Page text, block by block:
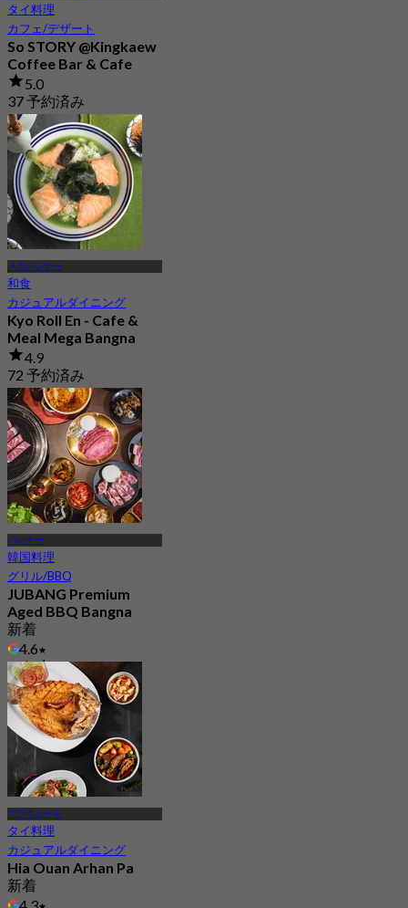
タイ料理
カフェ/デザート
So STORY @Kingkaew
Coffee Bar & Cafe
5.0
37 予約済み
から
฿ 356.66
メガバンナー
和食
カジュアルダイニング
Kyo Roll En - Cafe &
Meal Mega Bangna
4.9
72 予約済み
から฿ 330
バンナー
韓国料理
グリル/BBQ
JUBANG Premium
Aged BBQ Bangna
新着
4.6
から฿ 425
プラウェート
タイ料理
カジュアルダイニング
Hia Ouan Arhan Pa
新着